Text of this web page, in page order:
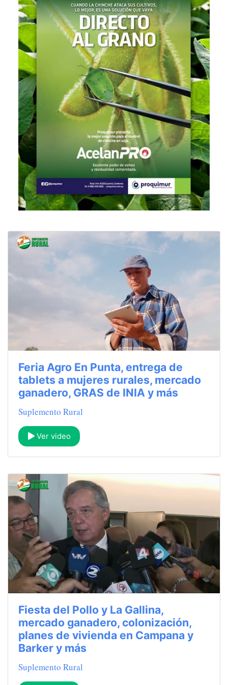
Feria Agro En Punta, entrega de
tablets a mujeres rurales, mercado
ganadero, GRAS de INIA y más
Suplemento Rural
Ver video
Fiesta del Pollo y La Gallina,
mercado ganadero, colonización,
planes de vivienda en Campana y
Barker y más
Suplemento Rural